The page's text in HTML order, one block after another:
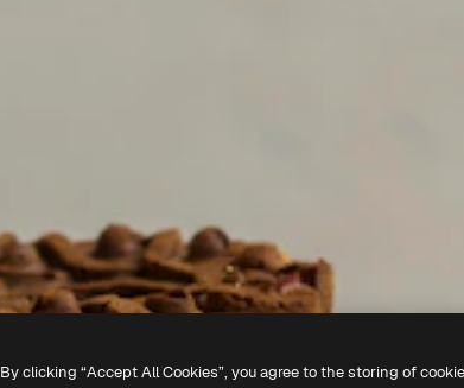
By clicking “Accept All Cookies”, you agree to the storing of